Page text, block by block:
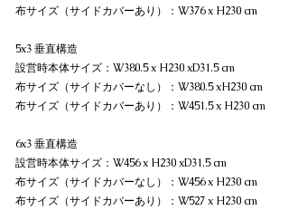
布サイズ（サイドカバーあり）：W376 x H230 cm
5x3 垂直構造
設営時本体サイズ：W380.5 x H230 xD31.5 cm
布サイズ（サイドカバーなし）：W380.5 xH230 cm
布サイズ（サイドカバーあり）：W451.5 x H230 cm
6x3 垂直構造
設営時本体サイズ：W456 x H230 xD31.5 cm
布サイズ（サイドカバーなし）：W456 x H230 cm
布サイズ（サイドカバーあり）：W527 x H230 cm